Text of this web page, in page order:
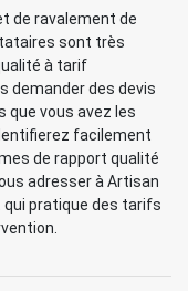
de ravalement de
sont très
à tarif
demander des devis
que vous avez les
facilement
de rapport qualité
adresser à Artisan
qui pratique des tarifs